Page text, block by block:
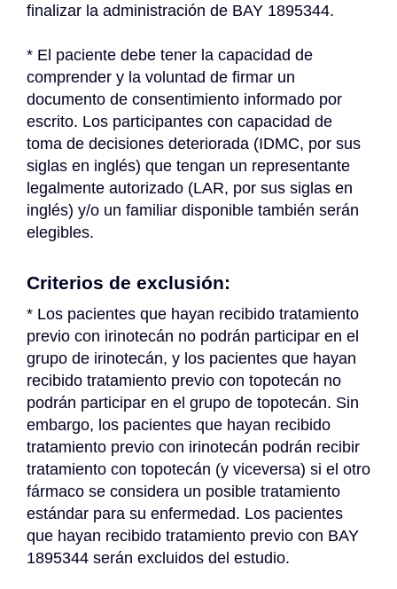
finalizar la administración de BAY 1895344.
* El paciente debe tener la capacidad de
comprender y la voluntad de firmar un
documento de consentimiento informado por
escrito. Los participantes con capacidad de
toma de decisiones deteriorada (IDMC, por sus
siglas en inglés) que tengan un representante
legalmente autorizado (LAR, por sus siglas en
inglés) y/o un familiar disponible también serán
elegibles.
Criterios de exclusión:
* Los pacientes que hayan recibido tratamiento
previo con irinotecán no podrán participar en el
grupo de irinotecán, y los pacientes que hayan
recibido tratamiento previo con topotecán no
podrán participar en el grupo de topotecán. Sin
embargo, los pacientes que hayan recibido
tratamiento previo con irinotecán podrán recibir
tratamiento con topotecán (y viceversa) si el otro
fármaco se considera un posible tratamiento
estándar para su enfermedad. Los pacientes
que hayan recibido tratamiento previo con BAY
1895344 serán excluidos del estudio.